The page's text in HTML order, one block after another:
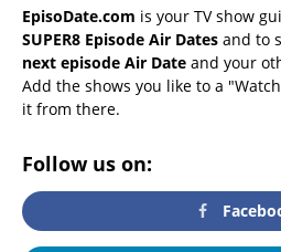
EpisoDate.com is your TV show
SUPER8 Episode Air Dates and to
next episode Air Date and your
Add the shows you like to a
it from there.
Follow us on: